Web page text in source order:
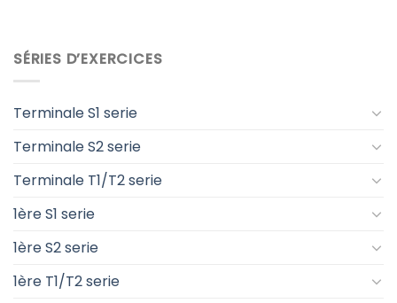
SÉRIES D’EXERCICES
Terminale S1 serie
Terminale S2 serie
Terminale T1/T2 serie
1ère S1 serie
1ère S2 serie
1ère T1/T2 serie